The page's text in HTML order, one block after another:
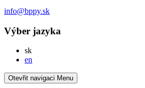
info@bppy.sk
Výber jazyka
skSlovensky
en
Otevřit navigaci Menu